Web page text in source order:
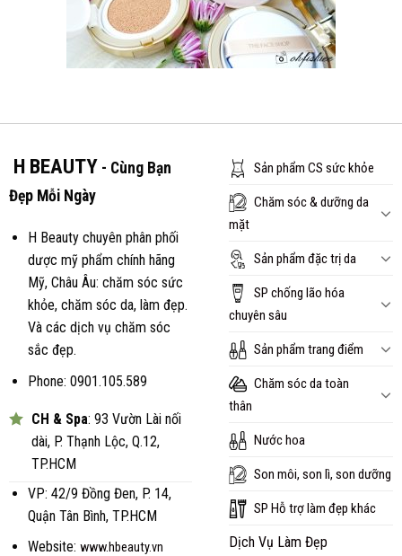
H BEAUTY - Cùng Bạn
Đẹp Mỗi Ngày
H Beauty chuyên phân phối
dược mỹ phẩm chính hãng
Mỹ, Châu Âu: chăm sóc sức
khỏe, chăm sóc da, làm đẹp.
Và các dịch vụ chăm sóc
sắc đẹp.
Phone: 0901.105.589
CH & Spa: 93 Vườn Lài nối
dài, P. Thạnh Lộc, Q.12,
TP.HCM
VP: 42/9 Đồng Đen, P. 14,
Quận Tân Bình, TP.HCM
Website: www.hbeauty.vn
Sản phẩm CS sức khỏe
Chăm sóc & dưỡng da
mặt
Sản phẩm đặc trị da
SP chống lão hóa
chuyên sâu
Sản phẩm trang điểm
Chăm sóc da toàn
thân
Nước hoa
Son môi, son lì, son dưỡng
SP Hỗ trợ làm đẹp khác
Dịch Vụ Làm Đẹp